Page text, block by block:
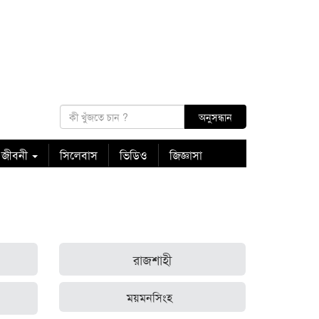
সিলেবাস ভিডিও জিজ্ঞাসা
রাজশাহী
ময়মনসিংহ